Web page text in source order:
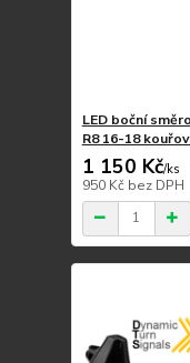
LED boční
R8 16-18
1 150 Kč/ks
950 Kč bez DPH